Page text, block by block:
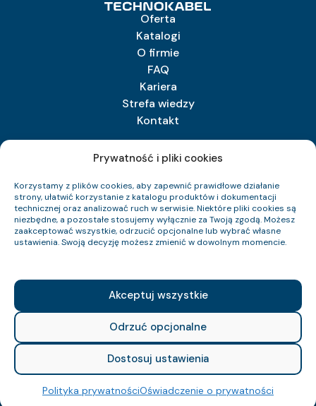
Prywatność i pliki cookies
Korzystamy z plików cookies, aby zapewnić prawidłowe działanie
strony, ułatwić korzystanie z katalogu produktów i dokumentacji
technicznej oraz analizować ruch w serwisie. Niektóre pliki cookies są
niezbędne, a pozostałe stosujemy wyłącznie za Twoją zgodą. Możesz
zaakceptować wszystkie, odrzucić opcjonalne lub wybrać własne
ustawienia. Swoją decyzję możesz zmienić w dowolnym momencie.
Akceptuj wszystkie
Odrzuć opcjonalne
Dostosuj ustawienia
Polityka prywatnościOświadczenie o prywatności
Oferta
Katalogi
O firmie
FAQ
Kariera
Strefa wiedzy
Kontakt
TECHNOKABEL S.A.
Technokabel S.A.
ul. Nasielska 55
04-343 Warszawa
+48 22 516 97 77
NIP: 526-021-37-87
REGON: 010560659
KRS: 129682
export@technokabel.com.pl
tech@technokabel.com.pl